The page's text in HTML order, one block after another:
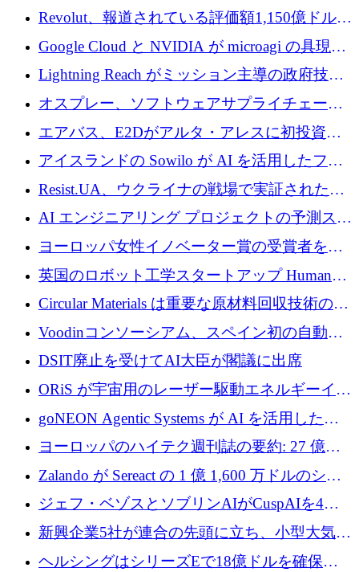
ートアップ Arrakis を支援
Revolut、報道されている評価額1,150億ドルで
の新たな二次株式売却を確認
Google Cloud と NVIDIA が microagi の具現化
された AI の野望を推進
Lightning Reach がミッション主導の政府技術
グループとしてポートフォリオを拡大し ETG
に買収
オスプレー、ソフトウェアサプライチェーン
攻撃を阻止するために265万ドルを確保
エアバス、E2Dがアルタ・アレスに初投資、
欧州防衛技術ファンドに5億ユーロを拠出
アイスランドの Sowilo が AI を活用したファ
ッション製品インテリジェンス プラットフォ
ームを拡大するためにプレシードを調達
Resist.UA、ウクライナの戦場で実証された防
衛技術を拡大するために5,000万ユーロの欧州
基金を立ち上げる
AI エンジニアリング プロジェクトの予測スタ
ートアップ Cascade が a16z アクセラレータか
らの支援を獲得
ヨーロッパ女性イノベーター賞の受賞者を紹
介します
英国のロボット工学スタートアップ Humanoid
がシリーズ A 1 億 5,200 万ドルで評価額 13 億
5,000 万ドルに到達
Circular Materials は重要な原材料回収技術の拡
張に 1,180 万ユーロを確保
Voodinコンソーシアム、スペイン初の自動木
製ブレード工場の建設にEU補助金4,800万ユ
ーロを確保
DSIT廃止を受けてAI大臣が閣議に出席
ORiS が宇宙用のレーザー駆動エネルギーイン
フラの構築に 500 万ユーロを調達
goNEON Agentic Systems が AI を活用したイ
ンフラ計画を加速するために 16 万ユーロを確
ヨーロッパのハイテク週刊誌の要約: 27 億ユ
ーロを超える 60 以上のハイテク資金調達取引
Zalando が Sereact の 1 億 1,600 万ドルのシリ
ーズ B に参加し、AI を活用した倉庫自動化を
ジェフ・ベゾスとソブリンAIがCuspAIを4億
5,000万ドルの資金調達で支援
新興企業5社が連合の先頭に立ち、小型大気質
センサーをEUのクリーンエア政策の中心に据
ヘルシングはシリーズEで18億ドルを確保、